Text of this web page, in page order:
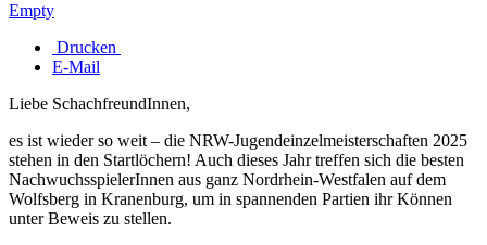
Empty
Drucken
E-Mail
Liebe SchachfreundInnen,
es ist wieder so weit – die NRW-Jugendeinzelmeisterschaften 2025
stehen in den Startlöchern! Auch dieses Jahr treffen sich die besten
NachwuchsspielerInnen aus ganz Nordrhein-Westfalen auf dem
Wolfsberg in Kranenburg, um in spannenden Partien ihr Können
unter Beweis zu stellen.